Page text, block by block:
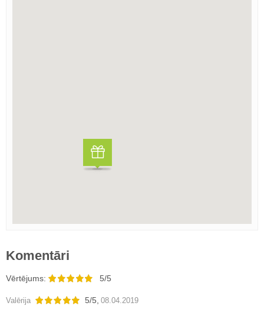
Komentāri
Vērtējums: 5/5
Valērija 5/5, 08.04.2019